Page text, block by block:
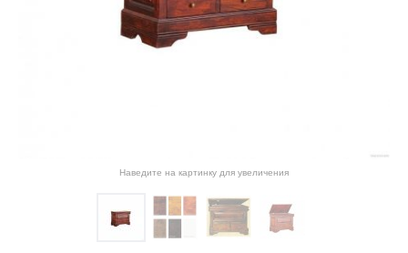
Наведите на картинку для увеличения